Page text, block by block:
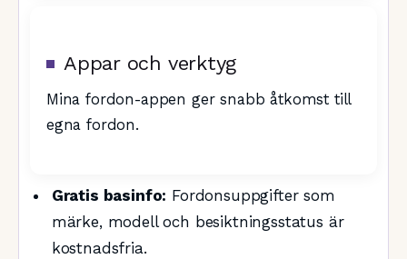
Appar och verktyg
Mina fordon-appen ger snabb åtkomst till
egna fordon.
Gratis basinfo: Fordonsuppgifter som
märke, modell och besiktningsstatus är
kostnadsfria.